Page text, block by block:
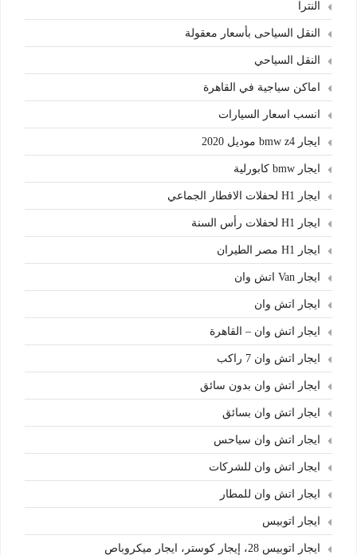
النترا
النقل السياحى بأسعار معقولة
النقل السياحي
اماكن سياجية في القاهرة
انسب اسعار السيارات
ايجار bmw z4 موديل 2020
ايجار bmw كابورلية
ايجار H1 لحفلات الافطار الجماعي
ايجار H1 لحفلات رأس السنة
ايجار H1 مصر الطيران
ايجار Van اتش وان
ايجار اتش وان
ايجار اتش وان – القاهرة
ايجار اتش وان 7 راكب
ايجار اتش وان بدون سائق
ايجار اتش وان بسائق
ايجار اتش وان سياحس
ايجار اتش وان للشركات
ايجار اتش وان للمطار
ايجار اتوبيس
ايجار اتوبيس 28، إيجار كوستر، ايجار ميكروباص